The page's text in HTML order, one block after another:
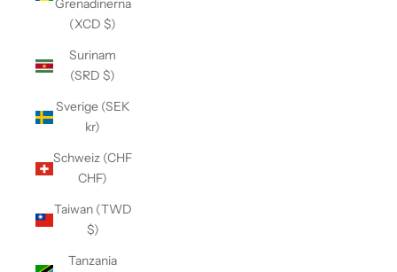
Grenadinerna
(XCD $)
Surinam
(SRD $)
Sverige (SEK
kr)
Schweiz (CHF
CHF)
Taiwan (TWD
$)
Tanzania